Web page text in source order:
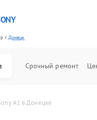
г.Донецк
Срочный ремонт
A1 в Донецке